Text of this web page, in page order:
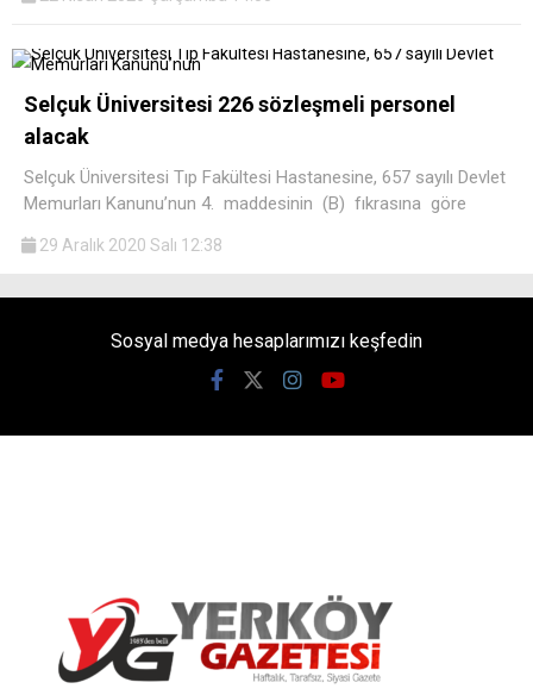
Selçuk Üniversitesi 226 sözleşmeli personel
alacak
Selçuk Üniversitesi Tıp Fakültesi Hastanesine, 657 sayılı Devlet
Memurları Kanunu’nun 4. maddesinin (B) fıkrasına göre
29 Aralık 2020 Salı 12:38
Sosyal medya hesaplarımızı keşfedin